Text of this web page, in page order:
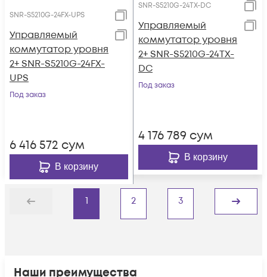
SNR-S5210G-24FX-UPS
Управляемый
коммутатор уровня
2+ SNR-S5210G-24FX-
UPS
Под заказ
6 416 572 сум
В корзину
SNR-S5210G-24TX-DC
Управляемый
коммутатор уровня
2+ SNR-S5210G-24TX-
DC
Под заказ
4 176 789 сум
В корзину
Назад
1 2 3
Дальше
Наши преимущества